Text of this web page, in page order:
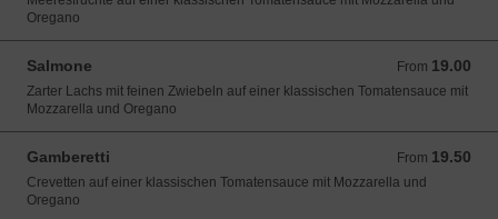
Oregano
Salmone From 19.00
From 19.00 CHF
Zarter Lachs mit feinen Zwiebeln auf einer klassischen Tomatensauce mit
Mozzarella und Oregano
Gamberetti From 19.50
From 19.50 CHF
Crevetten auf einer klassischen Tomatensauce mit Mozzarella und
Oregano